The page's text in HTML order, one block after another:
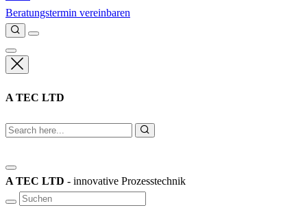
Beratungstermin vereinbaren
A TEC LTD
A TEC LTD - innovative Prozesstechnik